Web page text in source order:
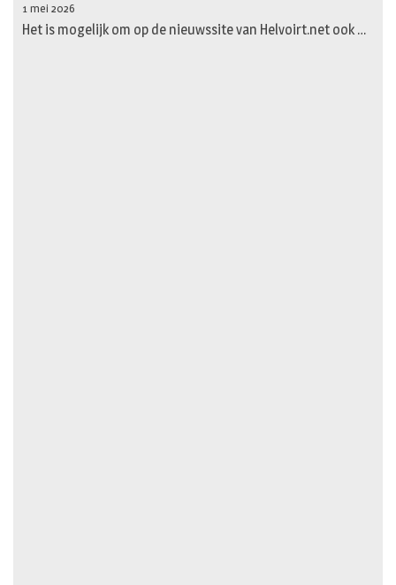
1 mei 2026
Het is mogelijk om op de nieuwssite van Helvoirt.net ook …